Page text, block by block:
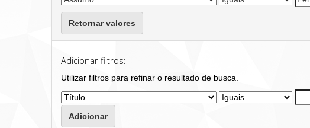
Retornar valores
Adicionar filtros:
Utilizar filtros para refinar o resultado de busca.